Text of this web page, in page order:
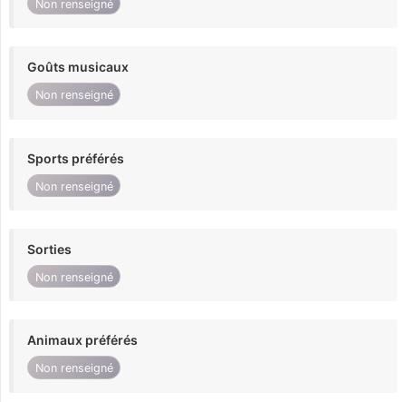
Non renseigné
Goûts musicaux
Non renseigné
Sports préférés
Non renseigné
Sorties
Non renseigné
Animaux préférés
Non renseigné